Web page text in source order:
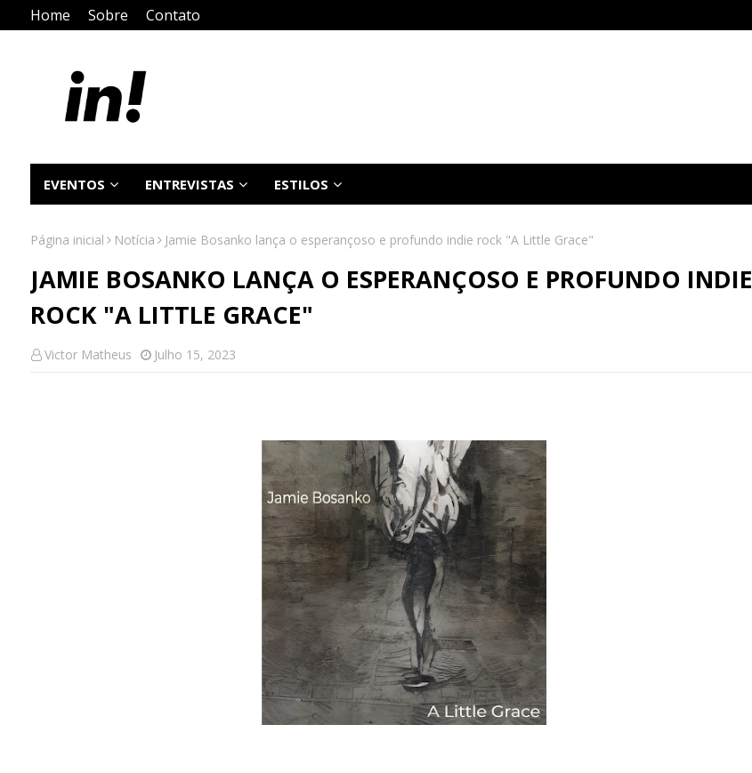
Home Sobre Contato
EVENTOS ENTREVISTAS ESTILOS
Página inicial Notícia Jamie Bosanko lança o esperançoso e profundo indie rock "A Little Grace"
JAMIE BOSANKO LANÇA O ESPERANÇOSO E PROFUNDO INDIE
ROCK "A LITTLE GRACE"
Victor Matheus Julho 15, 2023